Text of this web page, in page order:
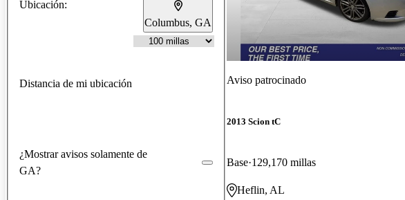
Ubicación:
Columbus, GA
Distancia de mi ubicación
¿Mostrar avisos solamente de
GA?
Aviso patrocinado
2013 Scion tC
Base 129,170 millas
Heflin, AL